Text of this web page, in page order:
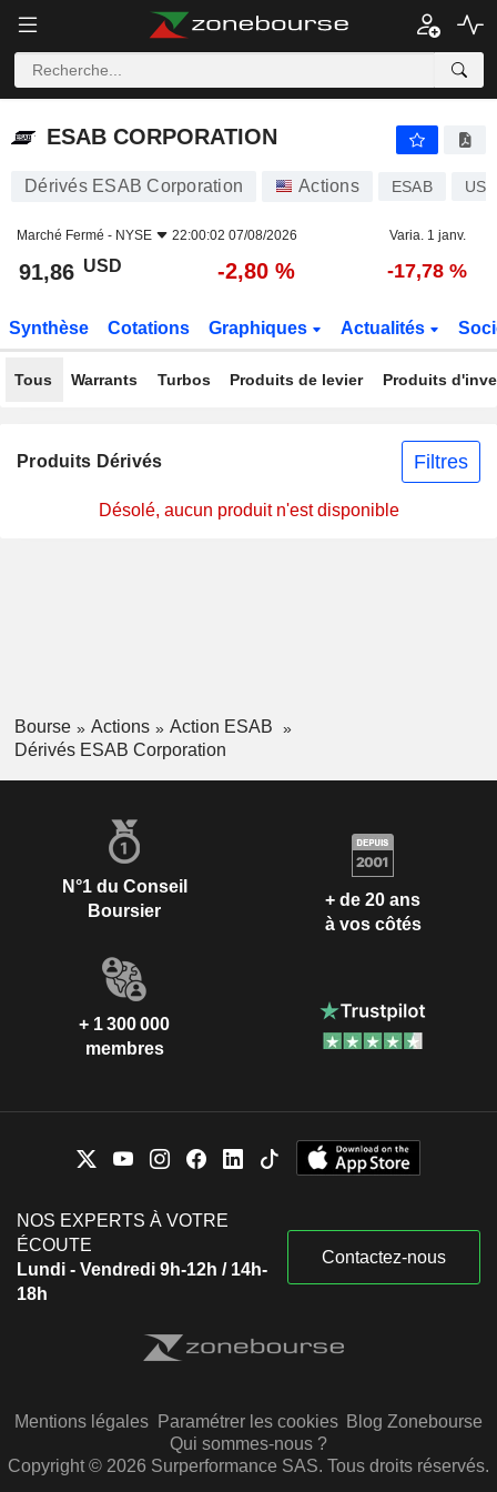
ESAB CORPORATION
ESAB CORPORATION
Dérivés ESAB Corporation Actions ESAB
Marché Fermé - NYSE 22:00:02 07/08/2026 Varia. 1 janv.
91,86 USD -2,80 % -17,78 %
Synthèse Cotations Graphiques Actualités
Tous Warrants Turbos Produits de levier Produits
Produits Dérivés Filtres
Désolé, aucun produit n'est disponible
Bourse Actions
Action ESAB
Dérivés ESAB Corporation
N°1 du Conseil
Boursier
+ de 20 ans
à vos côtés
+ 1 300 000
membres
NOS EXPERTS À VOTRE
ÉCOUTE
Lundi - Vendredi 9h-12h / 14h-
18h
Contactez-nous
Mentions légales Paramétrer les cookies Blog Zonebourse
Qui sommes-nous ?
Copyright © 2026 Surperformance SAS. Tous droits réservés.